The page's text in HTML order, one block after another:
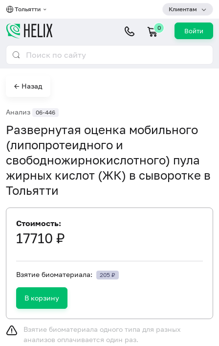
Тольятти Клиентам
0 Войти
← Назад
Анализ 06-446
Развернутая оценка мобильного
(липопротеидного и
свободножирнокислотного) пула
жирных кислот (ЖК) в сыворотке в
Тольятти
Стоимость:
17710 ₽
Взятие биоматериала: 205 ₽
В корзину
Взятие биоматериала одного типа для разных
анализов оплачивается один раз.